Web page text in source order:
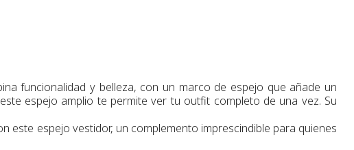
funcionalidad y belleza, con un marco de espejo que añade un
espejo amplio te permite ver tu outfit completo de una vez. Su
este espejo vestidor, un complemento imprescindible para quienes